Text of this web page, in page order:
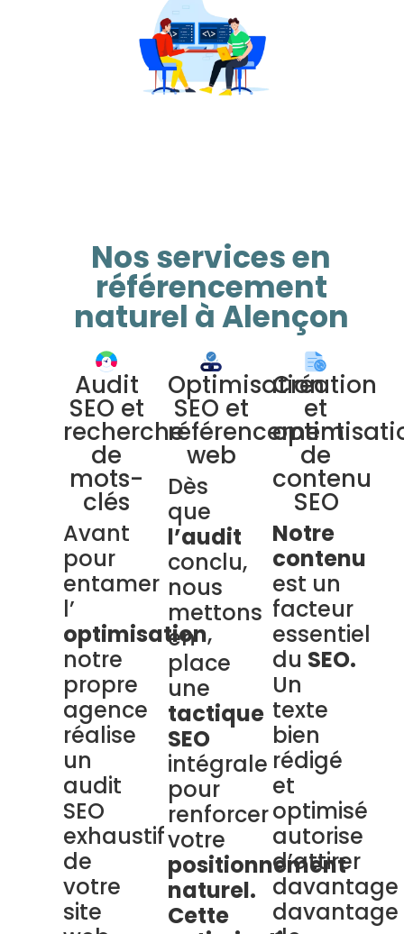
Nos services en
référencement
naturel à Alençon
Audit
SEO et
recherche
de
mots-
clés
Avant
pour
entamer
l’
optimisation,
notre
propre
agence
réalise
un
audit
SEO
exhaustif
de
votre
site
Optimisation
SEO et
référencement
web
Dès
que
l’audit
conclu,
nous
mettons
en
place
une
tactique
SEO
intégrale
pour
renforcer
votre
positionnement
naturel.
Cette
Création
et
de
contenu
SEO
Notre
contenu
est un
facteur
essentiel
du SEO.
Un
texte
bien
rédigé
et
optimisé
autorise
d’attirer
davantage
davantage